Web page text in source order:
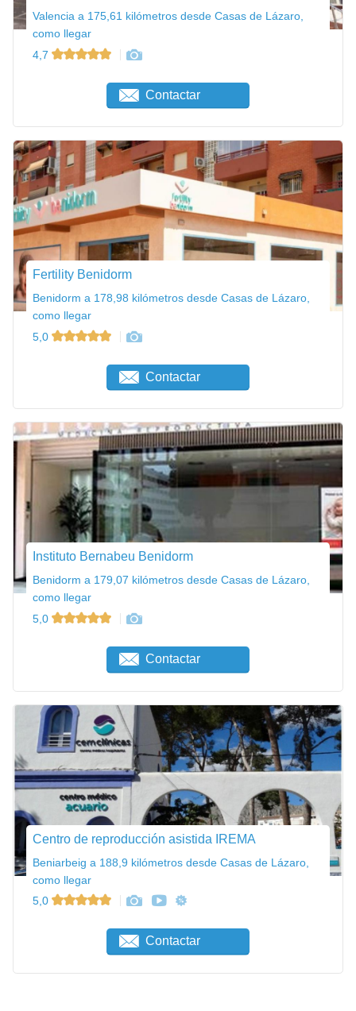
Valencia a 175,61 kilómetros desde Casas de Lázaro,
como llegar
4,7
Contactar
Fertility Benidorm
Benidorm a 178,98 kilómetros desde Casas de Lázaro,
como llegar
5,0
Contactar
Instituto Bernabeu Benidorm
Benidorm a 179,07 kilómetros desde Casas de Lázaro,
como llegar
5,0
Contactar
Centro de reproducción asistida IREMA
Beniarbeig a 188,9 kilómetros desde Casas de Lázaro,
como llegar
5,0
Contactar